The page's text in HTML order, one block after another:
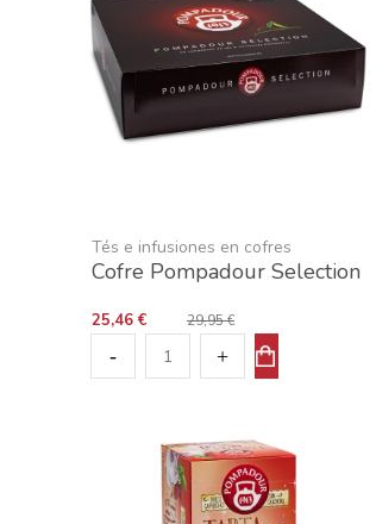
Tés e infusiones en cofres
Cofre Pompadour Selection
25,46 € 29,95 €